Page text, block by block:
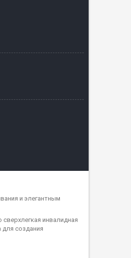
и элегантным
инвалидная
создания